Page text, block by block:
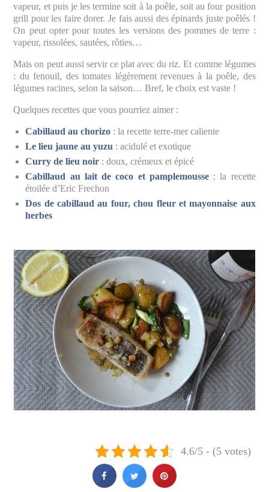
vapeur, et puis je les termine soit à la poêle, soit au four position
grill pour les faire dorer. Je fais aussi des épinards juste poêlés !
On peut opter pour toutes les versions des pommes de terre :
vapeur, rissolées, sautées, rôties…
Mais on peut aussi servir ce plat avec du riz. Et comme légumes
: du fenouil, des tomates légèrement revenues à la poêle, des
légumes racines, selon la saison… Bref, le choix est vaste !
Quelques recettes que vous pourriez aimer :
Cabillaud au chorizo : la recette terre-mer caliente
Le lieu jaune au yuzu : acidulé et exotique
Curry de lieu noir : doux, crémeux et épicé
Cabillaud au lait de coco et pamplemousse: la recette
étoilée d’Eric Frechon
Dos de cabillaud au four, chou fleur et mayonnaise aux
herbes
4.6/5 - (5 votes)